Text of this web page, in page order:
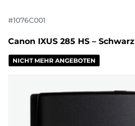
#1076C001
Canon IXUS 285 HS – Schwarz
NICHT MEHR ANGEBOTEN